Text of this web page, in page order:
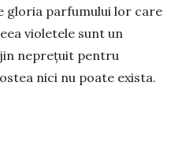
gloria parfumului lor care
violetele sunt un
neprețuit pentru
nici nu poate exista.